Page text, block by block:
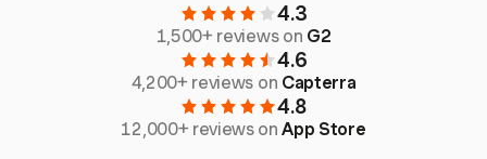
4.3
1,500+ reviews on G2
4.6
4,200+ reviews on Capterra
4.8
12,000+ reviews onApp Store